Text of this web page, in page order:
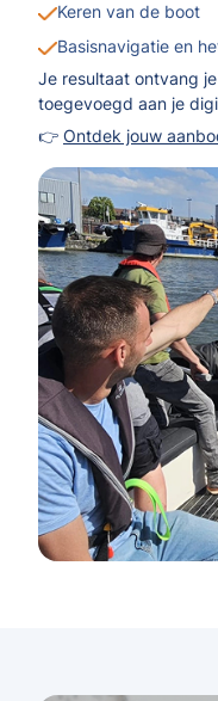
Keren van de boot
Basisnavigatie en
Je resultaat ontvang
toegevoegd aan je
👉 Ontdek jouw